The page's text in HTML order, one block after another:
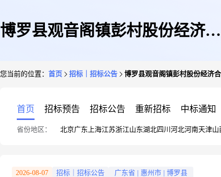
博罗县观音阁镇彭村股份经济合
您当前的位置： 首页 招标｜招标公告 博罗县观音阁镇彭村股份经济
首页 招标预告 招标公告 重新招标 中标通知
省份地区： 北京广东 上海江苏浙江山东湖北四川 河北河南天津山
2026-08-07 招标｜招标公告 广东省 惠州市 博罗县